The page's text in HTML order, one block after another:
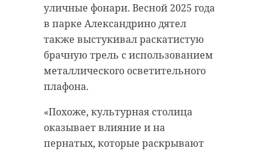
уличные фонари. Весной 2025 года
в парке Александрино дятел
также выстукивал раскатистую
брачную трель с использованием
металлического осветительного
плафона.
«Похоже, культурная столица
оказывает влияние и на
пернатых, которые раскрывают